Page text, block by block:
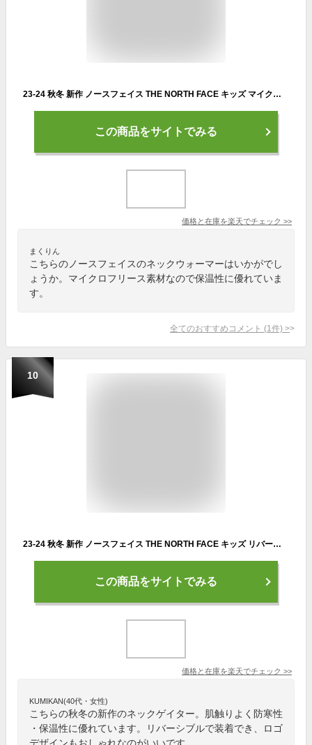
23-24 秋冬 新作 ノースフェイス THE NORTH FACE キッズ マイクロ フリース ネック ゲイター KIDS MICRO FLEECE NECK GAITER ネックウォーマー ネックゲイター NNJ72300 キッズ
この商品をサイトでみる
価格と在庫を楽天でチェック >>
まくりん
こちらのノースフェイスのネックウォーマーはいかがでし
ょうか。マイクロフリース素材なので保温性に優れていま
す。
全てのおすすめコメント (1 件) >
10
23-24 秋冬 新作 ノースフェイス THE NORTH FACE キッズ リバーシブル コージー ネック ゲイター KIDS REVERSIBLE COZY NECK GAITER ネックウォーマー ネックゲイター NNJ72200 キッズ
この商品をサイトでみる
価格と在庫を楽天でチェック >>
KUMIKAN(40代・女性)
こちらの秋冬の新作のネックゲイター。肌触りよく防寒性
・保温性に優れています。リバーシブルで装着でき、ロゴ